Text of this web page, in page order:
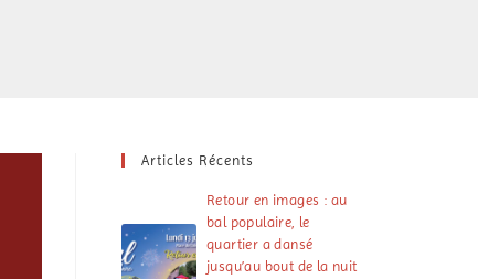
Articles Récents
Retour en images : au
bal populaire, le
quartier a dansé
jusqu’au bout de la nuit